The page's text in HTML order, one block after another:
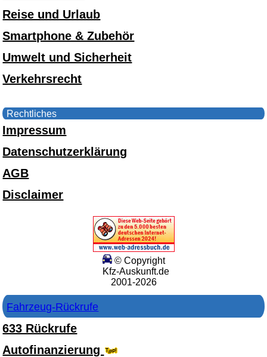
Reise und Urlaub
Smartphone & Zubehör
Umwelt und Sicherheit
Verkehrsrecht
Rechtliches
Impressum
Datenschutzerklärung
AGB
Disclaimer
© Copyright
Kfz-Auskunft.de
2001-2026
Fahrzeug-Rückrufe
633 Rückrufe
Autofinanzierung